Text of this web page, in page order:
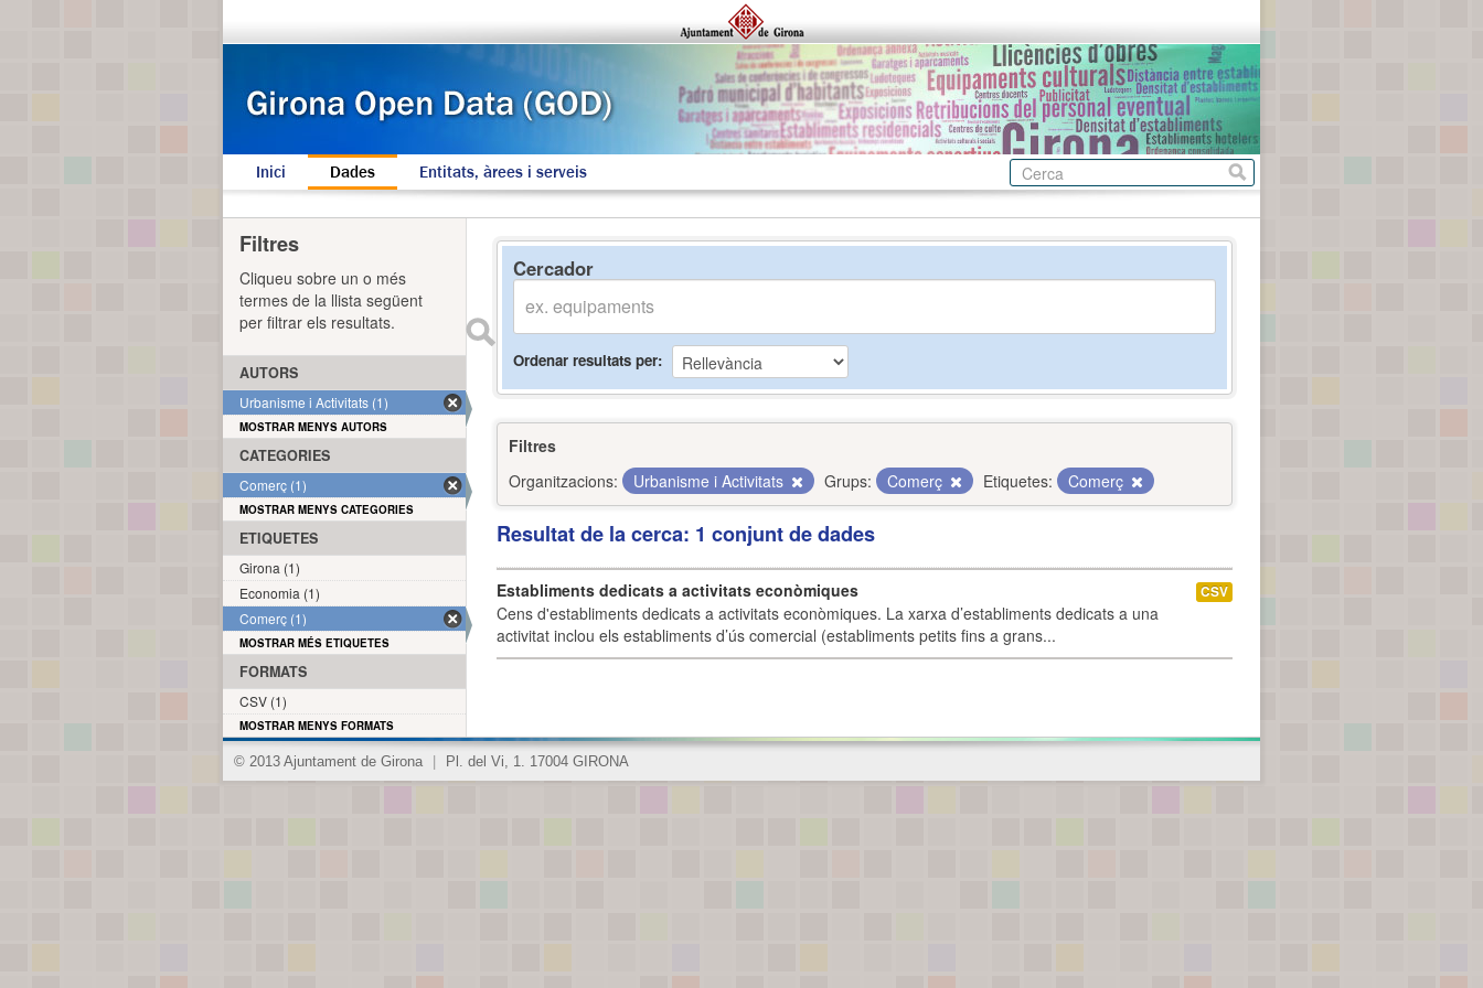
Inici Dades Entitats, àrees i serveis
Cercador
Ordenar resultats per
Filtres
Organitzacions:
Urbanisme i Activitats Grups: Comerç Etiquetes: Comerç
Resultat de la cerca: 1 conjunt de dades
Establiments dedicats a activitats econòmiques
Cens d'establiments dedicats a activitats econòmiques. La xarxa d’establiments dedicats a una
activitat inclou els establiments d’ús comercial (establiments petits fins a grans...
CSV
Filtres
Cliqueu sobre un o més
termes de la llista següent
per filtrar els resultats.
AUTORS
Urbanisme i Activitats (1)
MOSTRAR MENYS AUTORS
CATEGORIES
Comerç (1)
MOSTRAR MENYS CATEGORIES
ETIQUETES
Girona (1)
Economia (1)
Comerç (1)
MOSTRAR MÉS ETIQUETES
FORMATS
CSV (1)
MOSTRAR MENYS FORMATS
© 2013 Ajuntament de Girona Pl. del Vi, 1. 17004 GIRONA